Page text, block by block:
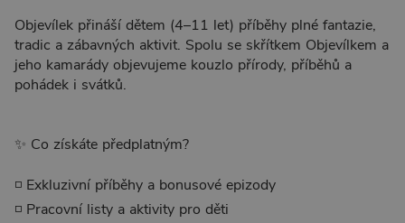
Objevílek přináší dětem (4–11 let) příběhy plné fantazie,
tradic a zábavných aktivit. Spolu se skřítkem Objevílkem a
jeho kamarády objevujeme kouzlo přírody, příběhů a
pohádek i svátků.
✨ Co získáte předplatným?
◽ Exkluzivní příběhy a bonusové epizody
◽ Pracovní listy a aktivity pro děti